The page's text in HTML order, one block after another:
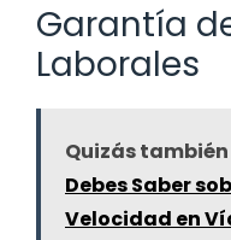
Garantía
Laborales
Quizás
Debes Saber
Velocidad en